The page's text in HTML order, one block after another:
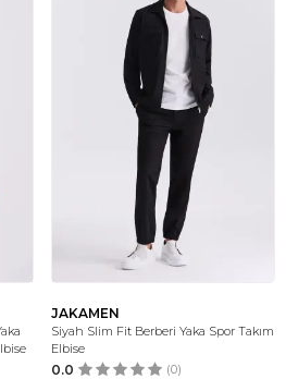
JAKAMEN
Siyah Slim Fit Berberi Yaka Spor Takım
Elbise
0.0 (0)